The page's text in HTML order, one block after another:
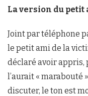
La version du petit
Joint par téléphone
le petit ami de la
déclaré avoir appris,
l’aurait « marabouté
discuter, le ton est